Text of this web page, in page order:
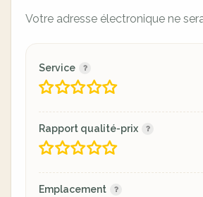
Votre adresse électronique ne
Service
Rapport qualité-prix
Emplacement